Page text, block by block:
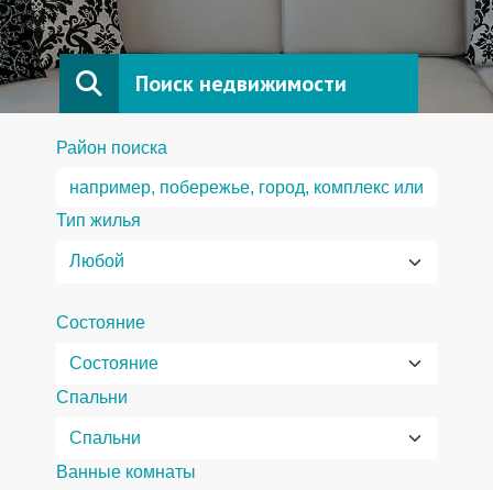
Поиск недвижимости
Район поиска
Тип жилья
Состояние
Спальни
Ванные комнаты